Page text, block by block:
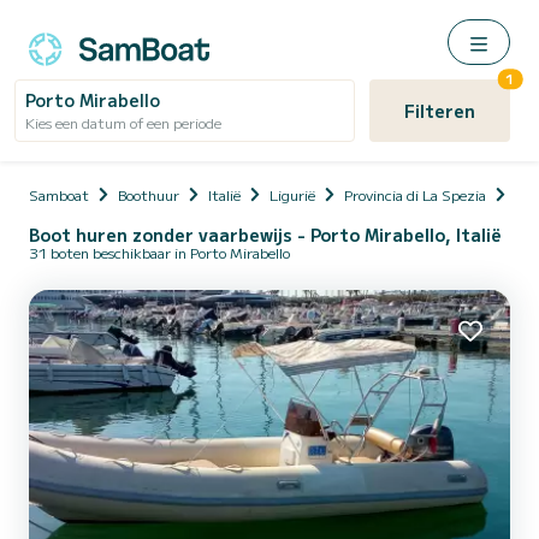
Porto Mirabello
Kies een datum of een periode Filteren
1
Samboat Boothuur Italië Ligurië Provincia di La Spezia
Boot huren zonder vaarbewijs - Porto Mirabello, Italië
31 boten beschikbaar in Porto Mirabello